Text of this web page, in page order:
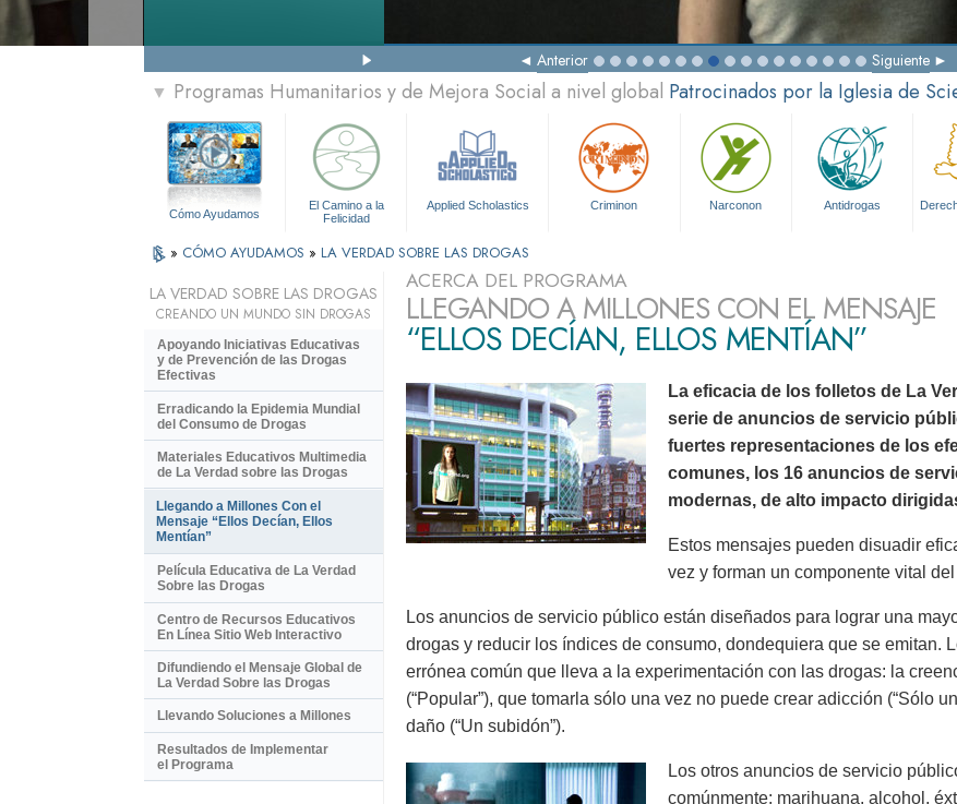
Anterior Siguiente
▼ Programas Humanitarios y de Mejora Social a nivel global Patrocinados por la Iglesia de
Cómo Ayudamos
El Camino a la
Felicidad
Applied Scholastics Criminon Narconon Antidrogas
» CÓMO AYUDAMOS » LA VERDAD SOBRE LAS DROGAS
ACERCA DEL PROGRAMA
LLEGANDO A MILLONES CON EL MENSAJE
“ELLOS DECÍAN, ELLOS MENTÍAN”
La eficacia de los folletos de La
serie de anuncios de servicio
fuertes representaciones de los
comunes, los 16 anuncios de
modernas, de alto impacto
Estos mensajes pueden disuadir
vez y forman un componente vital
Los anuncios de servicio público están diseñados para lograr una
drogas y reducir los índices de consumo, dondequiera que se emitan.
errónea común que lleva a la experimentación con las drogas: la
(“Popular”), que tomarla sólo una vez no puede crear adicción (“Sólo
daño (“Un subidón”).
Los otros anuncios de servicio
comúnmente: marihuana, alcohol,
LA VERDAD SOBRE LAS DROGAS
CREANDO UN MUNDO SIN DROGAS
Apoyando Iniciativas Educativas
y de Prevención de las Drogas
Efectivas
Erradicando la Epidemia Mundial
del Consumo de Drogas
Materiales Educativos Multimedia
de La Verdad sobre las Drogas
Llegando a Millones Con el
Mensaje “Ellos Decían, Ellos
Mentían”
Película Educativa de La Verdad
Sobre las Drogas
Centro de Recursos Educativos
En Línea Sitio Web Interactivo
Difundiendo el Mensaje Global de
La Verdad Sobre las Drogas
Llevando Soluciones a Millones
Resultados de Implementar
el Programa